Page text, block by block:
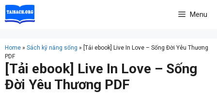
Skip
to
Menu
Home » Sách kỹ năng sống » [Tải ebook] Live In Love – Sống Đời Yêu Thương
PDF
[Tải ebook] Live In Love – Sống
Đời Yêu Thương PDF